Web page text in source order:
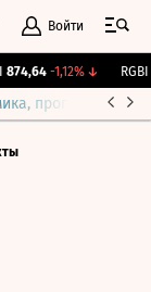
Войти
874,64 -1,12%↓ RGBI
прогнозы